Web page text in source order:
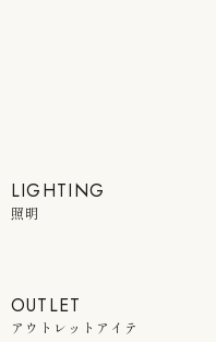
LIGHTING
照明
OUTLET
アウトレットアイテ